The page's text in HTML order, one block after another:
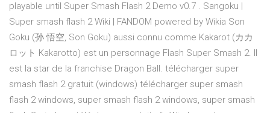
playable until Super Smash Flash 2 Demo v0.7 . Sangoku |
Super smash flash 2 Wiki | FANDOM powered by Wikia Son
Goku (孙 悟空, Son Goku) aussi connu comme Kakarot (カカ
ロット Kakarotto) est un personnage Flash Super Smash 2. Il
est la star de la franchise Dragon Ball. télécharger super
smash flash 2 gratuit (windows) télécharger super smash
flash 2 windows, super smash flash 2 windows, super smash